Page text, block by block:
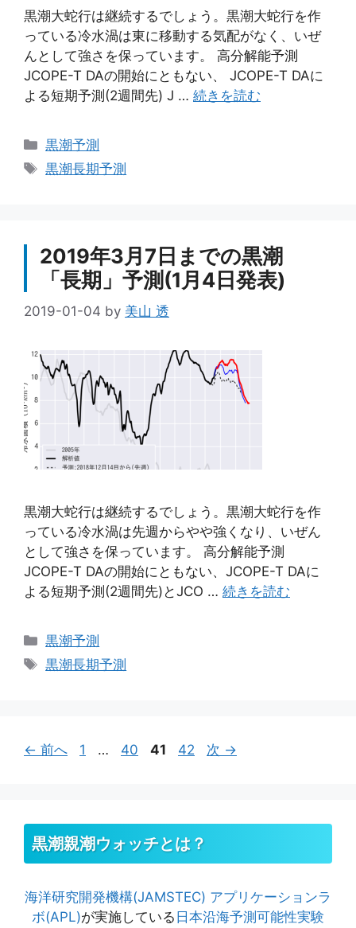
黒潮大蛇行は継続するでしょう。黒潮大蛇行を作
っている冷水渦は東に移動する気配がなく、いぜ
んとして強さを保っています。 高分解能予測
JCOPE-T DAの開始にともない、 JCOPE-T DAに
よる短期予測(2週間先) J … 続きを読む
カ
テ
黒潮予測
タ
黒潮長期予測
2019年3月7日までの黒潮
「長期」予測(1月4日発表)
2019-01-04 by 美山 透
黒潮大蛇行は継続するでしょう。黒潮大蛇行を作
っている冷水渦は先週からやや強くなり、いぜん
として強さを保っています。 高分解能予測
JCOPE-T DAの開始にともない、JCOPE-T DAに
よる短期予測(2週間先)とJCO … 続きを読む
カ
テ
ゴ
黒潮予測
タ
黒潮長期予測
← 前へ
ペ
1 …
ペ
40
ペ
41
ペ
42 次 →
黒潮親潮ウォッチとは？
海洋研究開発機構(JAMSTEC) アプリケーションラ
ボ(APL)が実施している 日本沿海予測可能性実験